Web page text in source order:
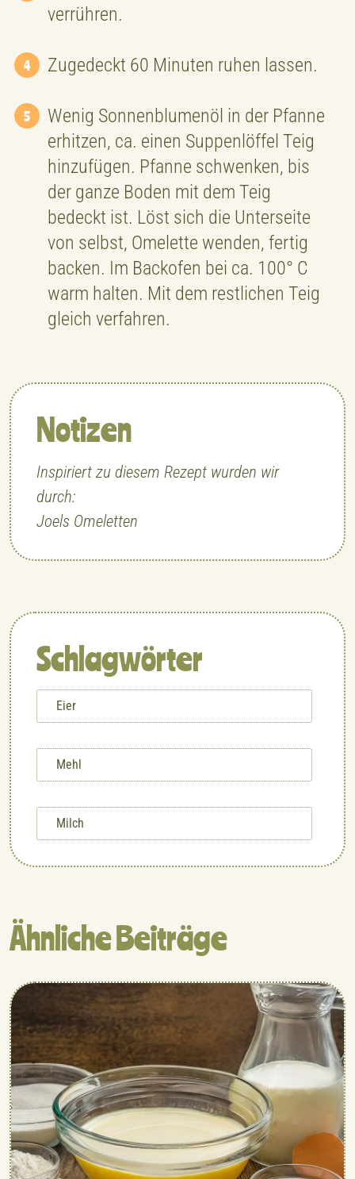
verrühren.
Zugedeckt 60 Minuten ruhen lassen.
Wenig Sonnenblumenöl in der Pfanne
erhitzen, ca. einen Suppenlöffel Teig
hinzufügen. Pfanne schwenken, bis
der ganze Boden mit dem Teig
bedeckt ist. Löst sich die Unterseite
von selbst, Omelette wenden, fertig
backen. Im Backofen bei ca. 100° C
warm halten. Mit dem restlichen Teig
gleich verfahren.
Notizen
Inspiriert zu diesem Rezept wurden wir
durch:
Joels Omeletten
Schlagwörter
Eier
Mehl
Milch
Ähnliche Beiträge